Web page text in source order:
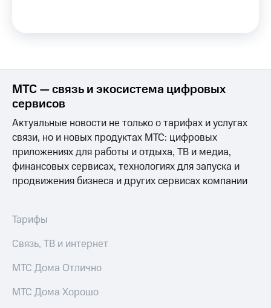
Гудок
Мой
МТС
Все
приложения
Финансы
Инвестиции
Получайте
Покупка
полисов
онлайн
на связь
и получайте
доход 15%
Акции
Условия
пополнения
Скидка
30%
на связь
и МТС Супер
дешевле
при оплате
МТС Деньги
МТС — связь и экосистема цифровых
сервисов
Актуальные новости не только о тарифах и услугах
связи, но и новых продуктах МТС: цифровых
приложениях для работы и отдыха, ТВ и медиа,
финансовых сервисах, технологиях для запуска и
продвижения бизнеса и других сервисах компании
Тарифы
Связь, ТВ и интернет
МТС Дома Отлично
МТС Дома Хорошо